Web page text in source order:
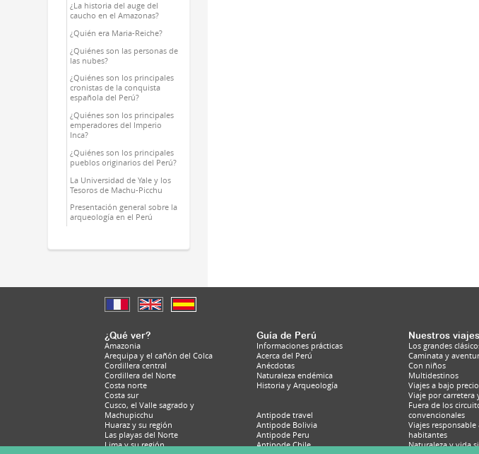
¿La historia del auge del
caucho en el Amazonas?
¿Quién era Maria-Reiche?
¿Quiénes son las personas de
las nubes?
¿Quiénes son los principales
cronistas de la conquista
española del Perú?
¿Quiénes son los principales
emperadores del Imperio
Inca?
¿Quiénes son los principales
pueblos originarios del Perú?
La Universidad de Yale y los
Tesoros de Machu-Picchu
Presentación general sobre la
arqueología en el Perú
¿Qué ver?
Amazonia
Arequipa y el cañón del Colca
Cordillera central
Cordillera del Norte
Costa norte
Costa sur
Cusco, el Valle sagrado y
Machupicchu
Huaraz y su región
Las playas del Norte
Lima y su región
Guía de Perú
Informaciones prácticas
Acerca del Perú
Anécdotas
Naturaleza endémica
Historia y Arqueología
Antipode travel
Antipode Bolivia
Antipode Peru
Antipode Chile
Nuestros viajes
Los grandes
Caminata y
Con niños
Multidestinos
Viajes a bajo precio
Viaje por carretera
Fuera de los
convencionales
Viajes responsable
habitantes
Naturaleza y vida